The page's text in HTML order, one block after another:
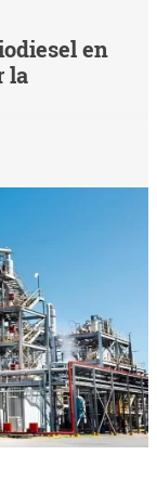
en
la